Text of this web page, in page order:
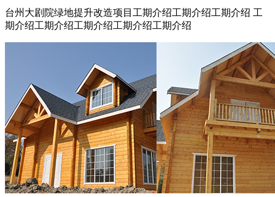
台州大剧院绿地提升改造项目工期介绍工期介绍工期介绍 工
期介绍工期介绍工期介绍工期介绍工期介绍